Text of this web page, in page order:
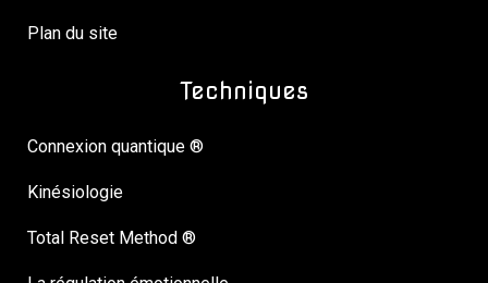
Plan du site
Techniques
Connexion quantique ®
Kinésiologie
Total Reset Method ®